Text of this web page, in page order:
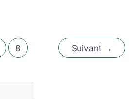
8 Suivant →